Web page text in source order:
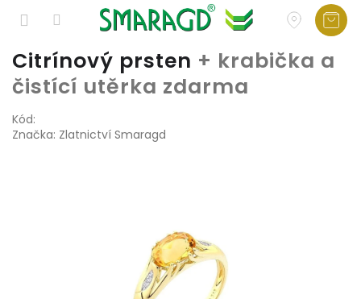
Přejít
obsah
Citrínový prsten + krabička a
čistící utěrka zdarma
Kód:
Značka: Zlatnictví Smaragd